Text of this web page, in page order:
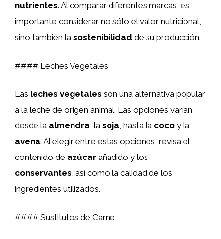
nutrientes. Al comparar diferentes marcas, es
importante considerar no sólo el valor nutricional,
sino también la sostenibilidad de su producción.
#### Leches Vegetales
Las leches vegetales son una alternativa popular
a la leche de origen animal. Las opciones varían
desde la almendra, la soja, hasta la coco y la
avena. Al elegir entre estas opciones, revisa el
contenido de azúcar añadido y los
conservantes, así como la calidad de los
ingredientes utilizados.
#### Sustitutos de Carne